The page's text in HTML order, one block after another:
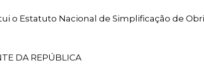
o Estatuto Nacional de Simplificação de
DA REPÚBLICA